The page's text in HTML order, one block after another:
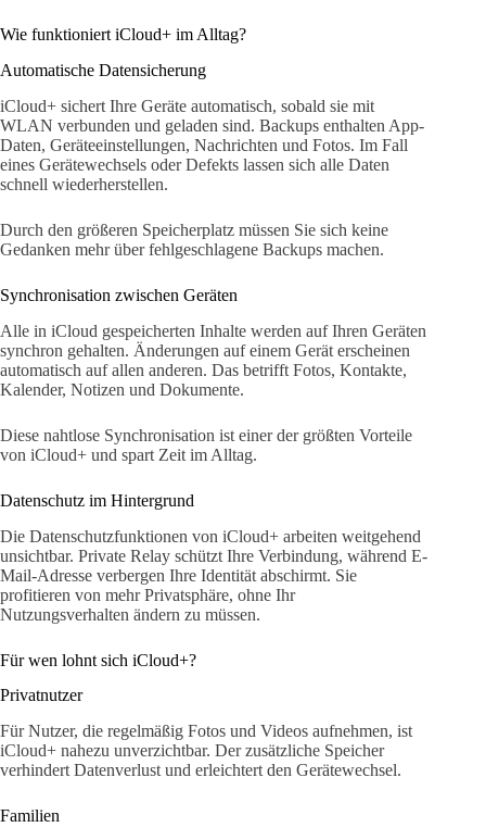
Wie funktioniert iCloud+ im Alltag?
Automatische Datensicherung
iCloud+ sichert Ihre Geräte automatisch, sobald sie mit
WLAN verbunden und geladen sind. Backups enthalten App-
Daten, Geräteeinstellungen, Nachrichten und Fotos. Im Fall
eines Gerätewechsels oder Defekts lassen sich alle Daten
schnell wiederherstellen.
Durch den größeren Speicherplatz müssen Sie sich keine
Gedanken mehr über fehlgeschlagene Backups machen.
Synchronisation zwischen Geräten
Alle in iCloud gespeicherten Inhalte werden auf Ihren Geräten
synchron gehalten. Änderungen auf einem Gerät erscheinen
automatisch auf allen anderen. Das betrifft Fotos, Kontakte,
Kalender, Notizen und Dokumente.
Diese nahtlose Synchronisation ist einer der größten Vorteile
von iCloud+ und spart Zeit im Alltag.
Datenschutz im Hintergrund
Die Datenschutzfunktionen von iCloud+ arbeiten weitgehend
unsichtbar. Private Relay schützt Ihre Verbindung, während E-
Mail-Adresse verbergen Ihre Identität abschirmt. Sie
profitieren von mehr Privatsphäre, ohne Ihr
Nutzungsverhalten ändern zu müssen.
Für wen lohnt sich iCloud+?
Privatnutzer
Für Nutzer, die regelmäßig Fotos und Videos aufnehmen, ist
iCloud+ nahezu unverzichtbar. Der zusätzliche Speicher
verhindert Datenverlust und erleichtert den Gerätewechsel.
Familien